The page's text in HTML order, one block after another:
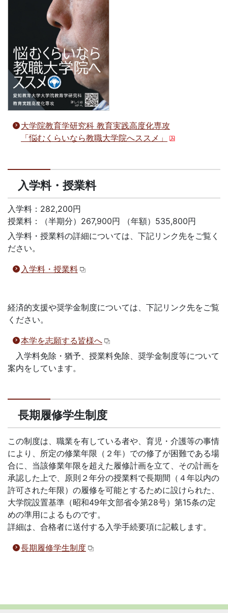
大学院教育学研究科 教育実践高度化専攻
「悩むくらいなら教職大学院へススメ」
入学料・授業料
入学料：282,200円
授業料：（半期分）267,900円 （年額）535,800円
入学料・授業料の詳細については、下記リンク先をご覧く
ださい。
入学料・授業料
経済的支援や奨学金制度については、下記リンク先をご覧
ください。
本学を志願する皆様へ
入学料免除・猶予、授業料免除、奨学金制度等について
案内をしています。
長期履修学生制度
この制度は、職業を有している者や、育児・介護等の事情
により、所定の修業年限（２年）での修了が困難である場
合に、当該修業年限を超えた履修計画を立て、その計画を
承認した上で、原則２年分の授業料で長期間（４年以内の
許可された年限）の履修を可能とするために設けられた、
大学院設置基準（昭和49年文部省令第28号）第15条の定
めの準用によるものです。
詳細は、合格者に送付する入学手続要項に記載します。
長期履修学生制度